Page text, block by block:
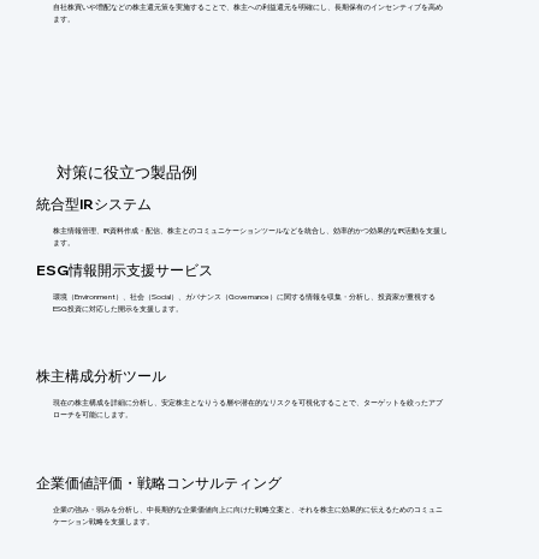
自社株買いや増配などの株主還元策を実施することで、株主への利益還元を明確にし、長期保有のインセンティブを高め
ます。
​対策に役立つ製品例
統合型IRシステム
株主情報管理、IR資料作成・配信、株主とのコミュニケーションツールなどを統合し、効率的かつ効果的なIR活動を支援し
ます。
ESG情報開示支援サービス
環境（Environment）、社会（Social）、ガバナンス（Governance）に関する情報を収集・分析し、投資家が重視する
ESG投資に対応した開示を支援します。
株主構成分析ツール
現在の株主構成を詳細に分析し、安定株主となりうる層や潜在的なリスクを可視化することで、ターゲットを絞ったアプ
ローチを可能にします。
企業価値評価・戦略コンサルティング
企業の強み・弱みを分析し、中長期的な企業価値向上に向けた戦略立案と、それを株主に効果的に伝えるためのコミュニ
ケーション戦略を支援します。